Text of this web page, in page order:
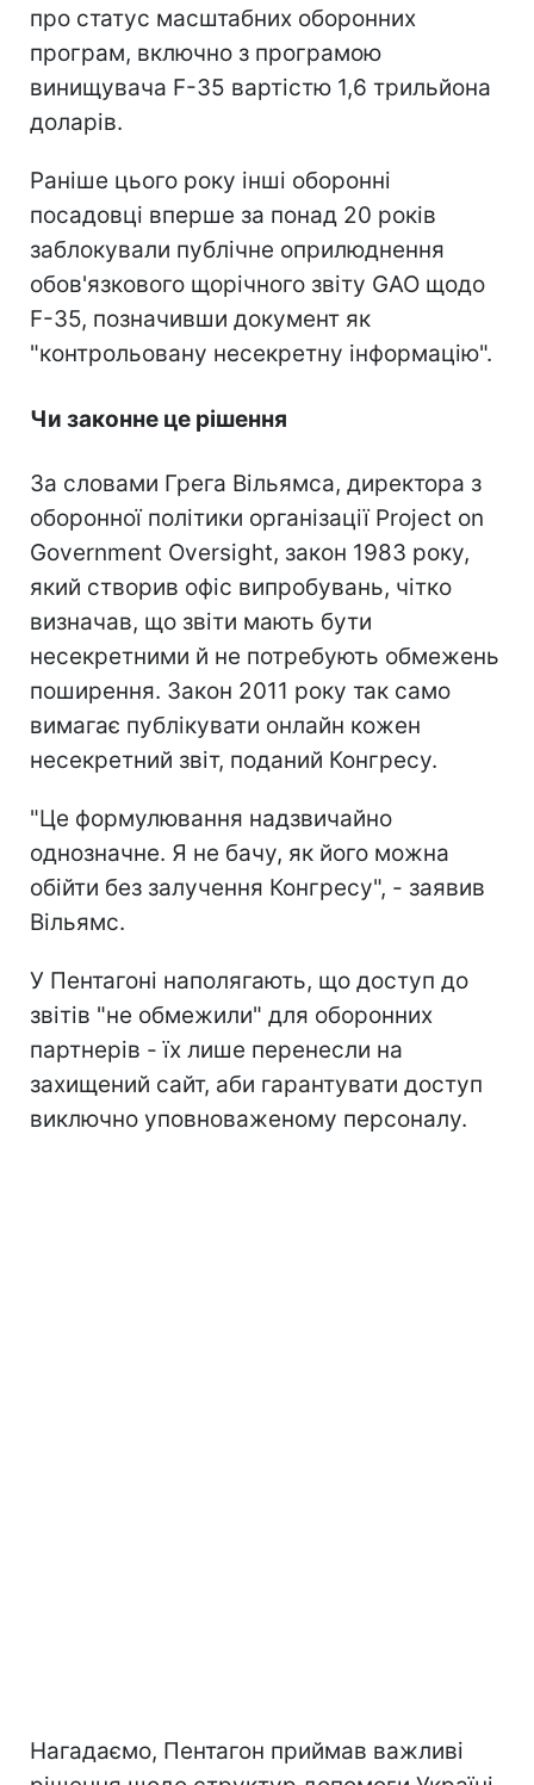
про статус масштабних оборонних
програм, включно з програмою
винищувача F-35 вартістю 1,6 трильйона
доларів.
Раніше цього року інші оборонні
посадовці вперше за понад 20 років
заблокували публічне оприлюднення
обов'язкового щорічного звіту GAO щодо
F-35, позначивши документ як
"контрольовану несекретну інформацію".
Чи законне це рішення
За словами Грега Вільямса, директора з
оборонної політики організації Project on
Government Oversight, закон 1983 року,
який створив офіс випробувань, чітко
визначав, що звіти мають бути
несекретними й не потребують обмежень
поширення. Закон 2011 року так само
вимагає публікувати онлайн кожен
несекретний звіт, поданий Конгресу.
"Це формулювання надзвичайно
однозначне. Я не бачу, як його можна
обійти без залучення Конгресу", - заявив
Вільямс.
У Пентагоні наполягають, що доступ до
звітів "не обмежили" для оборонних
партнерів - їх лише перенесли на
захищений сайт, аби гарантувати доступ
виключно уповноваженому персоналу.
Нагадаємо, Пентагон приймав важливі